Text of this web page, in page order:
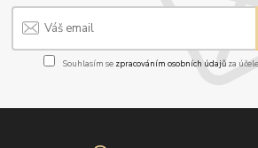
Souhlasím se zpracováním osobních údajůza